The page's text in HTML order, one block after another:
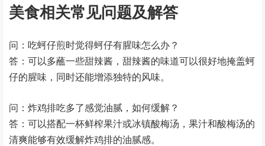
美食相关常见问题及解答
问：吃蚵仔煎时觉得蚵仔有腥味怎么办？
答：可以多蘸一些甜辣酱，甜辣酱的味道可以很好地掩盖蚵
仔的腥味，同时还能增添独特的风味。
问：炸鸡排吃多了感觉油腻，如何缓解？
答：可以搭配一杯鲜榨果汁或冰镇酸梅汤，果汁和酸梅汤的
清爽能够有效缓解炸鸡排的油腻感。